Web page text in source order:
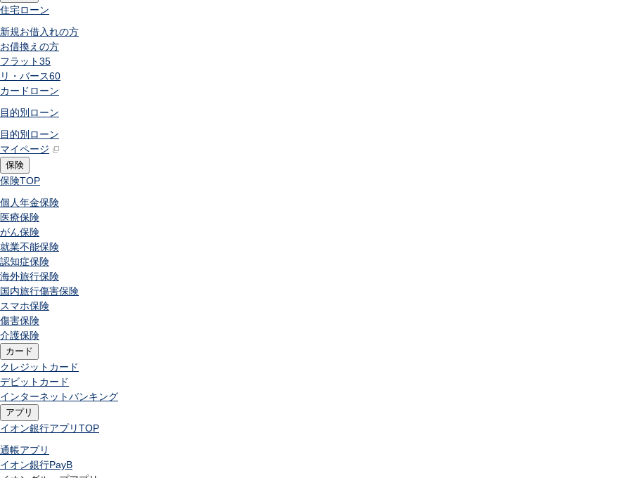
住宅ローン
新規お借入れの方
お借換えの方
フラット35
リ・バース60
カードローン
目的別ローン
目的別ローン
マイページ
保険
保険TOP
個人年金保険
医療保険
がん保険
就業不能保険
認知症保険
海外旅行保険
国内旅行傷害保険
スマホ保険
傷害保険
介護保険
カード
クレジットカード
デビットカード
インターネットバンキング
アプリ
イオン銀行アプリTOP
通帳アプリ
イオン銀行PayB